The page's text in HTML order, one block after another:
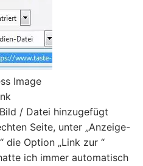
Image
/ Datei hinzugefügt
Seite, unter „Anzeige-
die Option „Link zur “
ich immer automatisch